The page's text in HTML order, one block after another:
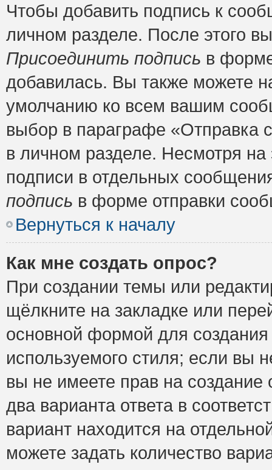
Чтобы добавить подпись к
личном разделе. После этого
Присоединить подпись в
добавилась. Вы также можете
умолчанию ко всем вашим
выбор в параграфе «Отправка
в личном разделе. Несмотря
подписи в отдельных
подпись в форме отправки
Вернуться к началу
Как мне создать опрос?
При создании темы или
щёлкните на закладке или
основной формой для
используемого стиля; если вы
вы не имеете прав на
два варианта ответа в
вариант находится на
можете задать количество